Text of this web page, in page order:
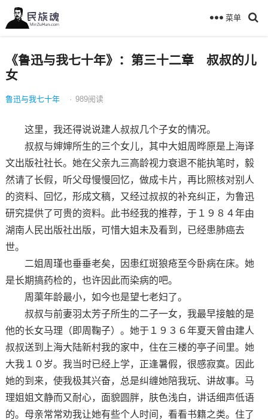
菜单
《鲁迅与我七十年》：第三十二章 叔叔的儿
女
鲁迅与我七十年 · 989阅读
这里，我还得说说建人叔叔几个子女的情况。
叔叔与婶婶所生的三个女儿，其中大姐周晔原是上海译
文出版社社长。她在父亲九三高龄视力衰退不能执笔时，毅
然请了长假，听父母慢慢回忆，做成卡片，再比照核对别人
的资料、回忆，形成文稿，又经过叔叔的补充纠正，为鲁迅
研究提供了可贵的资料。此书经我的推荐，于１９８４年由
湖南人民出版社出版，可惜大姐未及看到，已经患肺癌去
世。
二姐周瑾也垂垂老矣，因患红斑狼疮至今卧病在床。她
是长期搞药检的，也许因此而染病的吧。
周蕖年龄最小，如今也是望七老妇了。
叔叔与前妻羽太芳子所生的二子一女，我最早接触的是
他的长女马理（即周鞠子）。她于１９３６年夏天曾由建人
叔叔送到上海大陆新村我的家中，住在三楼的亭子间里。她
大我１０岁。我当时已经上学，正逢暑假，很感寂寞。因此
她的到来，使我极其兴奋，总是纠缠她陪我玩、讲故事。马
理姐姐文静而又耐心，面貌圆胖，肤色浅白，讲话细声低语
的。母亲常常劝我让她有些个人时间，看看书籍之类。住了